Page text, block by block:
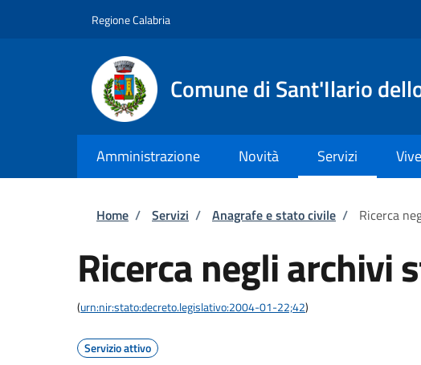
Regione Calabria
Comune di Sant'Ilario
Amministrazione Novità Servizi
Briciole di pane
Home / Servizi / Anagrafe e stato civile / Ricerca
Ricerca negli archivi
(urn:nir:stato:decreto.legislativo:2004-01-22;42)
Servizio attivo